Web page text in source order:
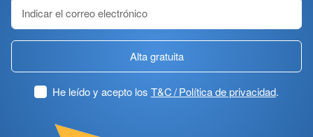
Alta gratuita
He leído y acepto los T&C / Política de privacidad.